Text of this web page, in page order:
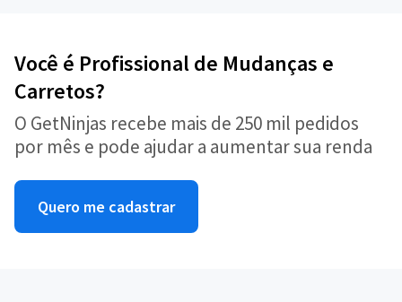
Você é Profissional de Mudanças e
Carretos?
O GetNinjas recebe mais de 250 mil pedidos
por mês e pode ajudar a aumentar sua renda
Quero me cadastrar